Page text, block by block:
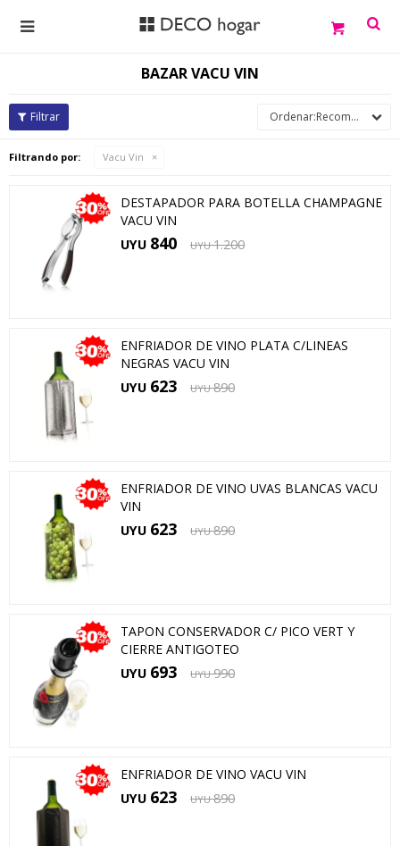

BAZAR VACU VIN
Recomendados
Filtrando por: Vacu Vin
DESTAPADOR PARA BOTELLA CHAMPAGNE
VACU VIN
UYU 840 UYU 1.200
ENFRIADOR DE VINO PLATA C/LINEAS
NEGRAS VACU VIN
UYU 623 UYU 890
ENFRIADOR DE VINO UVAS BLANCAS VACU
VIN
UYU 623 UYU 890
TAPON CONSERVADOR C/ PICO VERT Y
CIERRE ANTIGOTEO
UYU 693 UYU 990
ENFRIADOR DE VINO VACU VIN
UYU 623 UYU 890